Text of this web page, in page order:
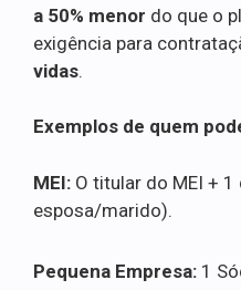
a 50% menor do que o
exigência para
vidas.
Exemplos de quem
MEI: O titular do MEI +
esposa/marido).
Pequena Empresa: 1